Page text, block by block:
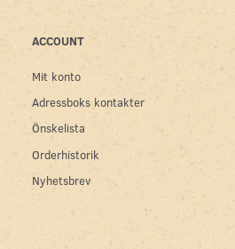
ACCOUNT
Mit konto
Adressboks kontakter
Önskelista
Orderhistorik
Nyhetsbrev